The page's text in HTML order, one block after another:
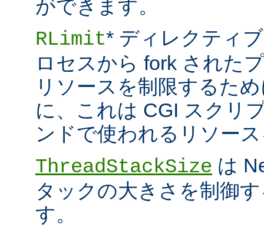
ができます。
RLimit* ディレクティ
ロセスから fork された
リソースを制限するた
に、これは CGI スクリ
ンドで使われるリソー
ThreadStackSize は
タックの大きさを制御
す。